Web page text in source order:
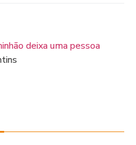
deixa uma pessoa